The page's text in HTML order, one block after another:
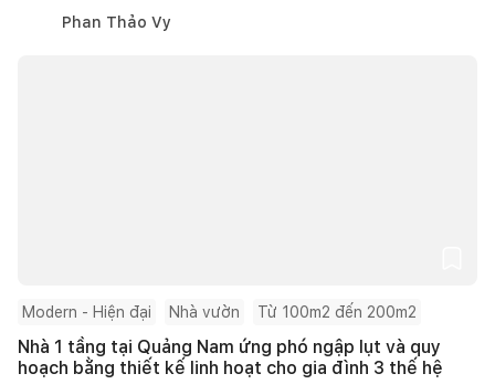
Phan Thảo Vy
Modern - Hiện đại Nhà vườn Từ 100m2 đến 200m2
Nhà 1 tầng tại Quảng Nam ứng phó ngập lụt và quy
hoạch bằng thiết kế linh hoạt cho gia đình 3 thế hệ